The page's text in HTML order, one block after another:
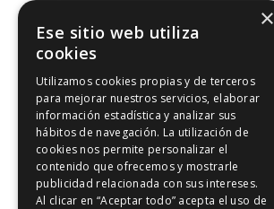
Kinesología
Artículos de interés
Artículos de interés
Intuición y Reiki
Los 5 principios Reiki
Meditación y Reiki
×
Ese sitio web utiliza
cookies
Utilizamos cookies propias y de terceros
para mejorar nuestros servicios, elaborar
información estadística y analizar sus
hábitos de navegación. La utilización de
cookies nos permite personalizar el
contenido que ofrecemos y mostrarle
publicidad relacionada con sus intereses.
Al clicar en “Aceptar todo” acepta el uso de